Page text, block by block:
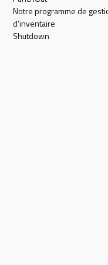
Notre programme de
d’inventaire
Shutdown